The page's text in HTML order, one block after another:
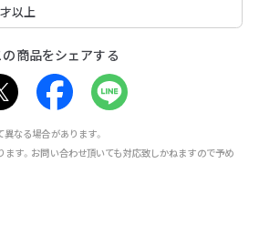
以上
の商品をシェアする
なる場合があります。
す。お問い合わせ頂いても対応致しかねますので予め